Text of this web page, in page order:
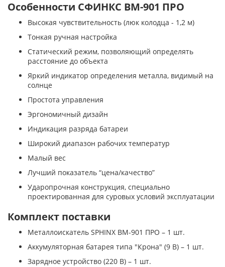
Особенности СФИНКС ВМ-901 ПРО
Высокая чувствительность (люк колодца - 1,2 м)
Тонкая ручная настройка
Статический режим, позволяющий определять
расстояние до объекта
Яркий индикатор определения металла, видимый на
солнце
Простота управления
Эргономичный дизайн
Индикация разряда батареи
Широкий диапазон рабочих температур
Малый вес
Лучший показатель “цена/качество”
Ударопрочная конструкция, специально
проектированная для суровых условий эксплуатации
Комплект поставки
Металлоискатель SPHINX ВМ-901 ПРО – 1 шт.
Аккумуляторная батарея типа "Крона" (9 В) – 1 шт.
Зарядное устройство (220 В) – 1 шт.